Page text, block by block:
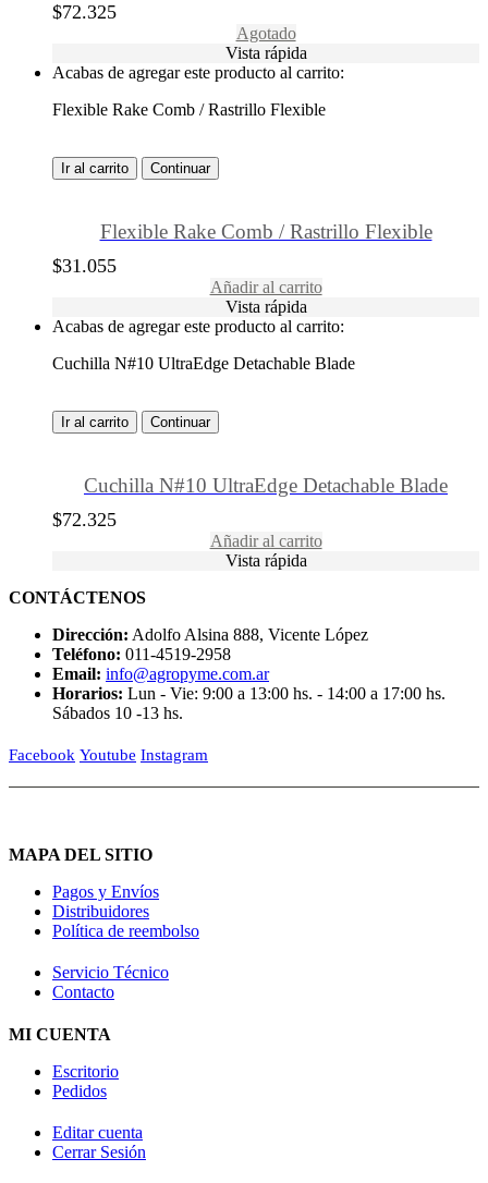
$72.325
Agotado
Vista rápida
Acabas de agregar este producto al carrito:
Flexible Rake Comb / Rastrillo Flexible
Ir al carrito Continuar
Flexible Rake Comb / Rastrillo Flexible
$31.055
Añadir al carrito
Vista rápida
Acabas de agregar este producto al carrito:
Cuchilla N#10 UltraEdge Detachable Blade
Ir al carrito Continuar
Cuchilla N#10 UltraEdge Detachable Blade
$72.325
Añadir al carrito
Vista rápida
CONTÁCTENOS
Dirección: Adolfo Alsina 888, Vicente López
Teléfono: 011-4519-2958
Email: info@agropyme.com.ar
Horarios: Lun - Vie: 9:00 a 13:00 hs. - 14:00 a 17:00 hs.
Sábados 10 -13 hs.
Facebook Youtube Instagram
MAPA DEL SITIO
Pagos y Envíos
Distribuidores
Política de reembolso
Servicio Técnico
Contacto
MI CUENTA
Escritorio
Pedidos
Editar cuenta
Cerrar Sesión